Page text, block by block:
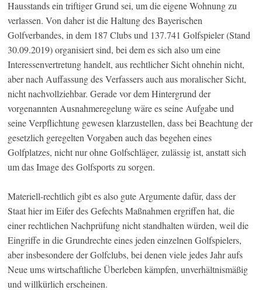
Hausstands ein triftiger Grund sei, um die eigene Wohnung zu
verlassen. Von daher ist die Haltung des Bayerischen
Golfverbandes, in dem 187 Clubs und 137.741 Golfspieler (Stand
30.09.2019) organisiert sind, bei dem es sich also um eine
Interessenvertretung handelt, aus rechtlicher Sicht ohnehin nicht,
aber nach Auffassung des Verfassers auch aus moralischer Sicht,
nicht nachvollziehbar. Gerade vor dem Hintergrund der
vorgenannten Ausnahmeregelung wäre es seine Aufgabe und
seine Verpflichtung gewesen klarzustellen, dass bei Beachtung der
gesetzlich geregelten Vorgaben auch das begehen eines
Golfplatzes, nicht nur ohne Golfschläger, zulässig ist, anstatt sich
um das Image des Golfsports zu sorgen.
Materiell-rechtlich gibt es also gute Argumente dafür, dass der
Staat hier im Eifer des Gefechts Maßnahmen ergriffen hat, die
einer rechtlichen Nachprüfung nicht standhalten würden, weil die
Eingriffe in die Grundrechte eines jeden einzelnen Golfspielers,
aber insbesondere der Golfclubs, bei denen viele jedes Jahr aufs
Neue ums wirtschaftliche Überleben kämpfen, unverhältnismäßig
und willkürlich erscheinen.